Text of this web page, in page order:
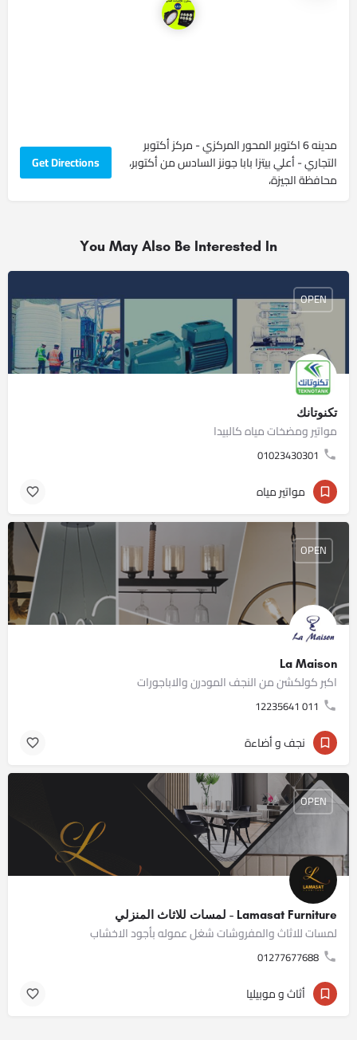
مدينه 6 اكتوبر المحور المركزي - مركز أكتوبر
التجاري - أعلي بيتزا بابا جونز ‏السادس من أكتوبر‏،
‏محافظة الجيزة‏،
Get Directions
You May Also Be Interested In
تكنوتانك
مواتير ومضخات مياه كالبيدا
01023430301
OPEN
مواتير مياه
La Maison
اكبر كولكشن من النجف المودرن والاباجورات
011 12235641
OPEN
نجف و أضاءة
Lamasat Furniture - لمسات للاثاث المنزلي
لمسات للاثاث والمفروشات شغل عموله بأجود الاخشاب
01277677688
OPEN
أثاث و موبيليا